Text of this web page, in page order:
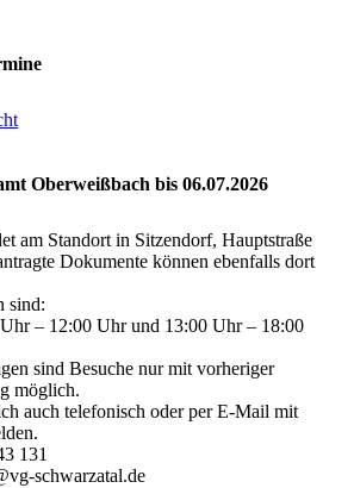
Oberweißbach bis 06.07.2026
am Standort in Sitzendorf, Hauptstraße
Dokumente können ebenfalls dort
sind:
– 12:00 Uhr und 13:00 Uhr – 18:00
sind Besuche nur mit vorheriger
möglich.
auch telefonisch oder per E-Mail mit
131
schwarzatal.de